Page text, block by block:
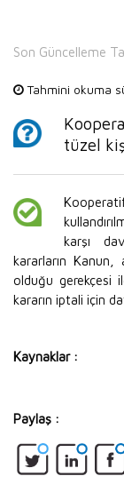
Son Güncelleme
Tahmini okuma
tüzel
karşı
kararların Kanun,
olduğu gerekçesi
kararın iptali için
Kaynaklar :
Paylaş :